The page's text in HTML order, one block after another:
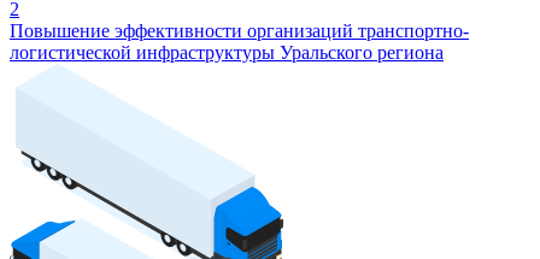
2
Повышение эффективности организаций транспортно-
логистической инфраструктуры Уральского региона